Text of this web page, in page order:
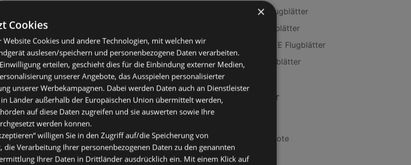
Aktuelle PENNY Flugblätter
Aktuelle NÖM Flugblätter
Aktuelle Travel FREE Flugblätter
Aktuelle SPAR Flugblätter
Ähnliche Händler
Travel FREE Angebote
SPAR Angebote
×
Cookies
Cookies und andere Technologien, mit welchen wir
auslesen/speichern und personenbezogene Daten verarbeiten.
erteilen, geschieht dies für die Einbindung externer Medien,
unserer Angebote, das Ausspielen personalisierter
unserer Werbekampagnen. Dabei werden Daten auch an Dienstleister
Länder außerhalb der Europäischen Union übermittelt werden,
auf diese Daten zugreifen und sie auswerten sowie Ihre
werden können.
willigen Sie in den Zugriff auf/die Speicherung von
Verarbeitung Ihrer personenbezogenen Daten zu den genannten
Ihrer Daten in Drittländer ausdrücklich ein. Mit einem Klick auf